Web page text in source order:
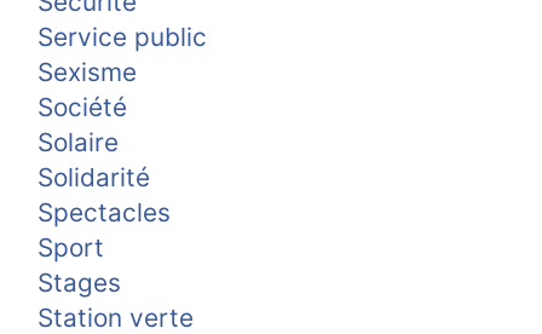
Service public
Sexisme
Société
Solaire
Solidarité
Spectacles
Sport
Stages
Station verte